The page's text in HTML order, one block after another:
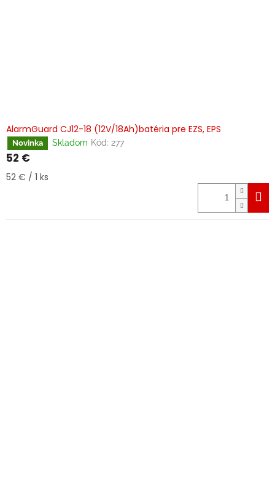
AlarmGuard CJ12-18 (12V/18Ah)batéria pre EZS, EPS
Novinka Skladom Kód: 277
52 €
Jednotková
52 € / 1 ks